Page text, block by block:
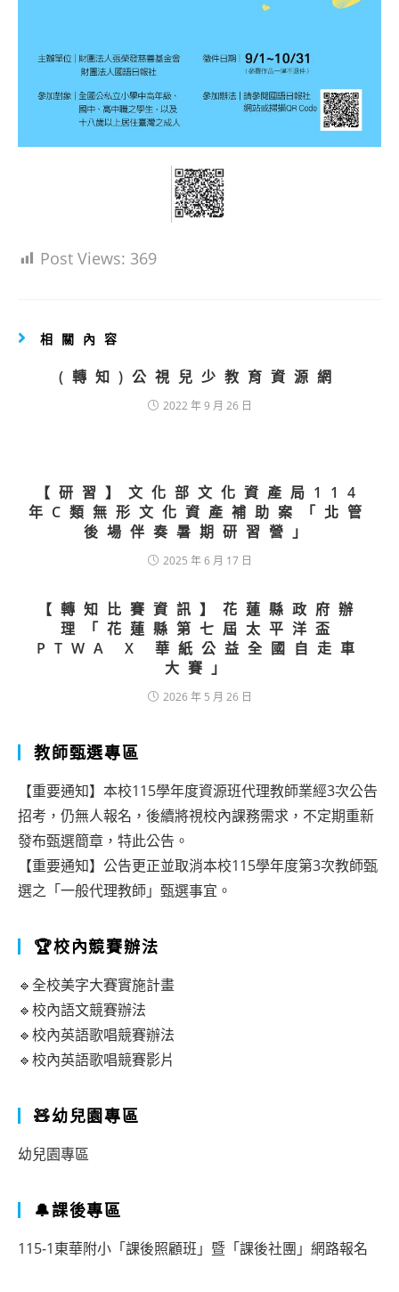
Post Views: 369
相關內容
(轉知)公視兒少教育資源網
2022 年 9 月 26 日
【研習】文化部文化資產局114
年C類無形文化資產補助案「北管
後場伴奏暑期研習營」
2025 年 6 月 17 日
【轉知比賽資訊】花蓮縣政府辦
理「花蓮縣第七屆太平洋盃
PTWA X 華紙公益全國自走車
大賽」
2026 年 5 月 26 日
教師甄選專區
【重要通知】本校115學年度資源班代理教師業經3次公告
招考，仍無人報名，後續將視校內課務需求，不定期重新
發布甄選簡章，特此公告。
【重要通知】公告更正並取消本校115學年度第3次教師甄
選之「一般代理教師」甄選事宜。
🏆校內競賽辦法
🔹全校美字大賽實施計畫
🔹校內語文競賽辦法
🔹校內英語歌唱競賽辦法
🔹校內英語歌唱競賽影片
🧸幼兒園專區
幼兒園專區
🔔課後專區
115-1東華附小「課後照顧班」暨「課後社團」網路報名